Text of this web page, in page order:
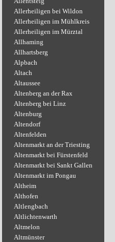
Allerheiligen bei Wildon
Allerheiligen im Mühlkreis
Allerheiligen im Mürztal
Allhaming
Allhartsberg
Alpbach
Altach
Altaussee
Altenberg an der Rax
Altenberg bei Linz
Altenburg
Altendorf
Altenfelden
Altenmarkt an der Triesting
Altenmarkt bei Fürstenfeld
Altenmarkt bei Sankt Gallen
Altenmarkt im Pongau
Altheim
Althofen
Altlengbach
Altlichtenwarth
Altmelon
Altmünster